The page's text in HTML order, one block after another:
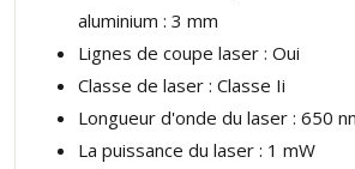
aluminium : 3 mm
Lignes de coupe laser : Oui
Classe de laser : Classe Ii
Longueur d'onde du laser : 650
La puissance du laser : 1 mW